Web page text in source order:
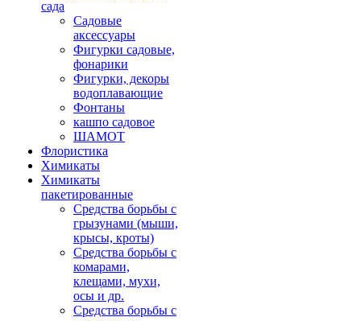
сада
Садовые
аксессуары
Фигурки садовые,
фонарики
Фигурки, декоры
водоплавающие
Фонтаны
кашпо садовое
ШАМОТ
Флористика
Химикаты
Химикаты
пакетированные
Средства борьбы с
грызунами (мыши,
крысы, кроты)
Средства борьбы с
комарами,
клещами, мухи,
осы и др.
Средства борьбы с